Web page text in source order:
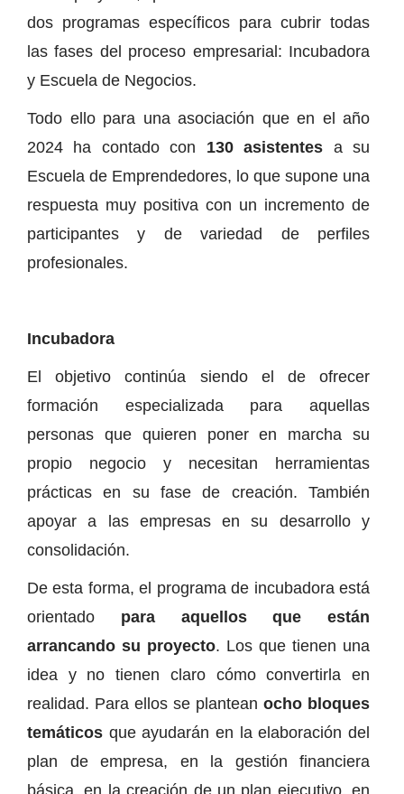
dos programas específicos para cubrir todas
las fases del proceso empresarial: Incubadora
y Escuela de Negocios.
Todo ello para una asociación que en el año
2024 ha contado con 130 asistentes a su
Escuela de Emprendedores, lo que supone una
respuesta muy positiva con un incremento de
participantes y de variedad de perfiles
profesionales.
Incubadora
El objetivo continúa siendo el de ofrecer
formación especializada para aquellas
personas que quieren poner en marcha su
propio negocio y necesitan herramientas
prácticas en su fase de creación. También
apoyar a las empresas en su desarrollo y
consolidación.
De esta forma, el programa de incubadora está
orientado para aquellos que están
arrancando su proyecto. Los que tienen una
idea y no tienen claro cómo convertirla en
realidad. Para ellos se plantean ocho bloques
temáticos que ayudarán en la elaboración del
plan de empresa, en la gestión financiera
básica, en la creación de un plan ejecutivo, en